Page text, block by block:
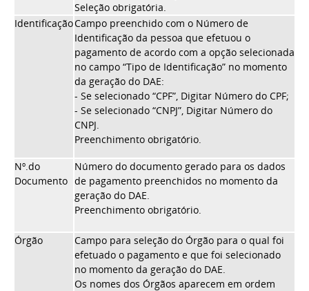
Seleção obrigatória.
IdentificaçãoCampo preenchido com o Número de
Identificação da pessoa que efetuou o
pagamento de acordo com a opção selecionada
no campo “Tipo de Identificação” no momento
da geração do DAE:
- Se selecionado “CPF”, Digitar Número do CPF;
- Se selecionado “CNPJ”, Digitar Número do
CNPJ.
Preenchimento obrigatório.
Nº.do
Documento
Número do documento gerado para os dados
de pagamento preenchidos no momento da
geração do DAE.
Preenchimento obrigatório.
Órgão
Campo para seleção do Órgão para o qual foi
efetuado o pagamento e que foi selecionado
no momento da geração do DAE.
Os nomes dos Órgãos aparecem em ordem